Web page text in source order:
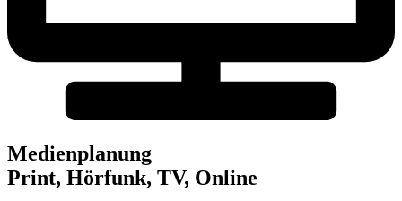
Medienplanung
Print, Hörfunk, TV, Online